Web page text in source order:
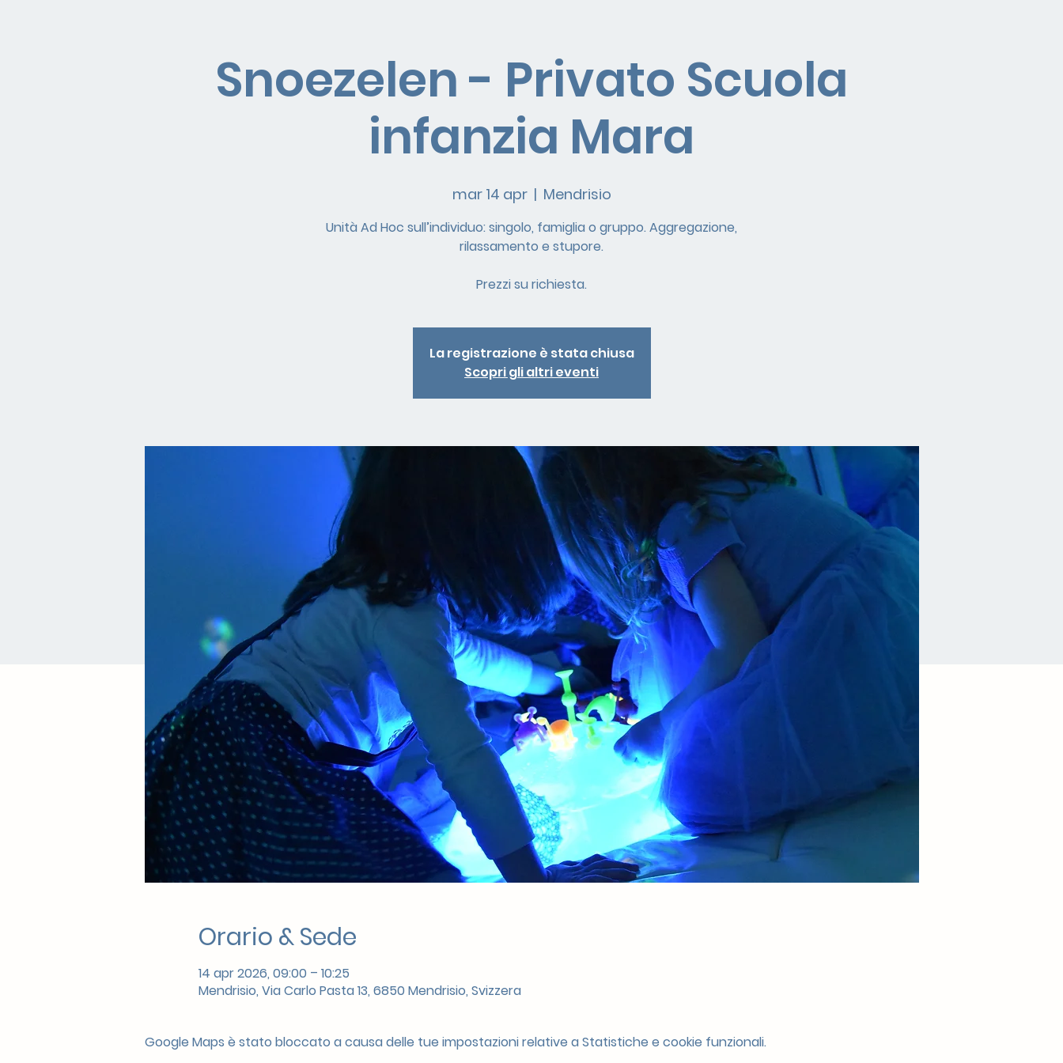
Snoezelen - Privato Scuola
infanzia Mara
mar 14 apr
  |
Mendrisio
Unità Ad Hoc sull’individuo: singolo, famiglia o gruppo. Aggregazione,
rilassamento e stupore.
Prezzi su richiesta.
La registrazione è stata chiusa
Scopri gli altri eventi
Orario & Sede
14 apr 2026, 09:00 – 10:25
Mendrisio, Via Carlo Pasta 13, 6850 Mendrisio, Svizzera
Google Maps è stato bloccato a causa delle tue impostazioni relative a Statistiche e cookie funzionali.